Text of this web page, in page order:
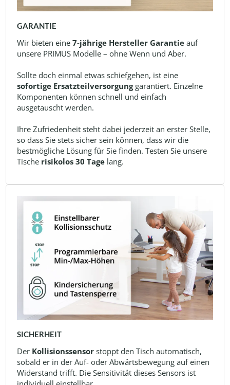
GARANTIE
Wir bieten eine 7-jährige Hersteller Garantie auf
unsere PRIMUS Modelle – ohne Wenn und Aber.
Sollte doch einmal etwas schiefgehen, ist eine
sofortige Ersatzteilversorgunggarantiert. Einzelne
Komponenten können schnell und einfach
ausgetauscht werden.
Ihre Zufriedenheit steht dabei jederzeit an erster Stelle,
so dass Sie stets sicher sein können, dass wir die
bestmögliche Lösung für Sie finden. Testen Sie unsere
Tische risikolos 30 Tage lang.
SICHERHEIT
Der Kollisionssensorstoppt den Tisch automatisch,
sobald er in der Auf- oder Abwärtsbewegung auf einen
Widerstand trifft. Die Sensitivität dieses Sensors ist